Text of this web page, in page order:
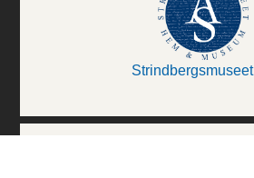
Strindbergsmuseet